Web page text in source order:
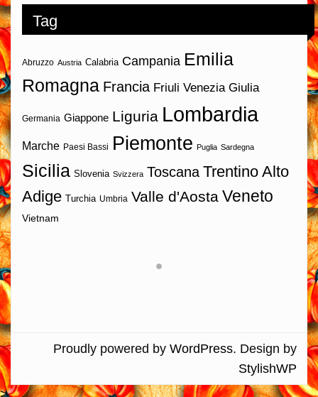
Tag
Abruzzo Austria Calabria Campania Emilia
Romagna Francia Friuli Venezia Giulia
Germania Giappone Liguria Lombardia
Marche Paesi Bassi Piemonte Puglia Sardegna
Sicilia Slovenia Svizzera Toscana Trentino Alto
Adige Turchia Umbria Valle d'Aosta Veneto
Vietnam
Proudly powered by WordPress. Design by
StylishWP
>